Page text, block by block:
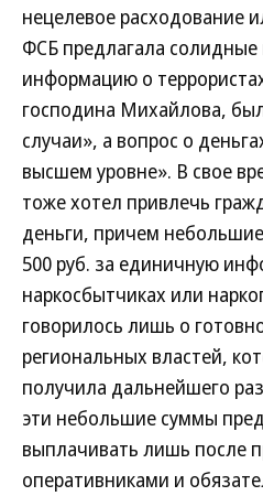
нецелевое расходование
ФСБ предлагала
информацию о
господина Михайлова,
случаи», а вопрос о
высшем уровне». В свое
тоже хотел привлечь
деньги, причем
500 руб. за единичную
наркосбытчиках или
говорилось лишь о
региональных властей,
получила дальнейшего
эти небольшие суммы
выплачивать лишь после
оперативниками и